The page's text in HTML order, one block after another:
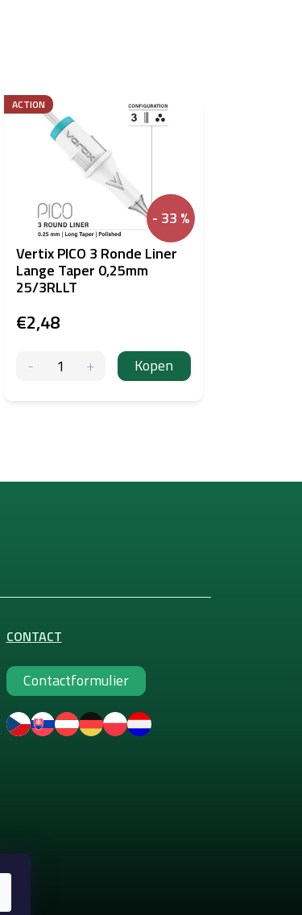
- 33 %
ACTION
Vertix PICO 3 Ronde Liner
Lange Taper 0,25mm
25/3RLLT
€2,48
Kopen
CONTACT
Contactformulier